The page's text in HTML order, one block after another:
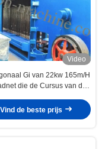
Video
Gi van 22kw 165m/H
die de Cursus van de
Vind de beste prijs